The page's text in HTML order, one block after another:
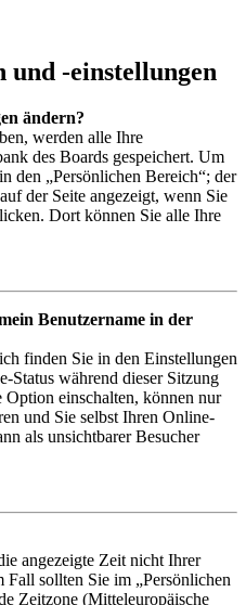
und -einstellungen
ändern?
werden alle Ihre
des Boards gespeichert. Um
den „Persönlichen Bereich“; der
der Seite angezeigt, wenn Sie
Dort können Sie alle Ihre
Benutzername in der
finden Sie in den Einstellungen
Status während dieser Sitzung
Option einschalten, können nur
und Sie selbst Ihren Online-
als unsichtbarer Besucher
angezeigte Zeit nicht Ihrer
Fall sollten Sie im „Persönlichen
Zeitzone (Mitteleuropäische